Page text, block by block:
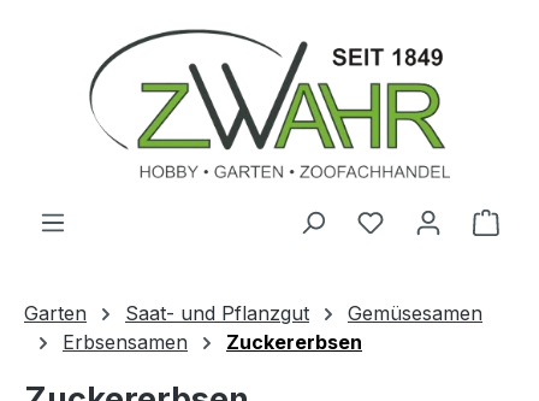
Zum Hauptinhalt springen
Garten Saat- und Pflanzgut
Gemüsesamen
Erbsensamen
Zuckererbsen